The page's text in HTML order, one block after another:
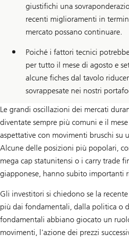
giustifichi una
recenti miglioramenti in
mercato possano continuare.
Poiché i fattori tecnici
per tutto il mese di agosto e
alcune fiches dal tavolo
sovrappesate nei nostri
Le grandi oscillazioni dei mercati
diventate sempre più comuni e il
aspettative con movimenti bruschi su
Alcune delle posizioni più popolari,
mega cap statunitensi o i carry trade
giapponese, hanno subito importanti
Gli investitori si chiedono se la
più dai fondamentali, dalla politica o
fondamentali abbiano giocato un
movimenti, l'azione dei prezzi